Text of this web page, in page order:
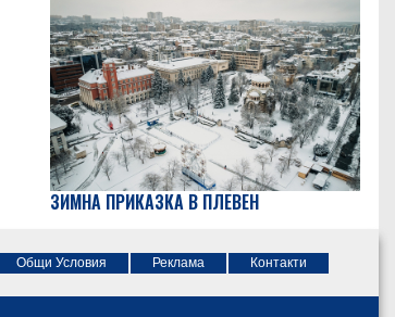
ЗИМНА ПРИКАЗКА В ПЛЕВЕН
Общи Условия Реклама Контакти